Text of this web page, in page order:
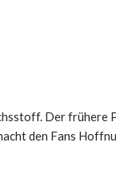
Der frühere
den Fans